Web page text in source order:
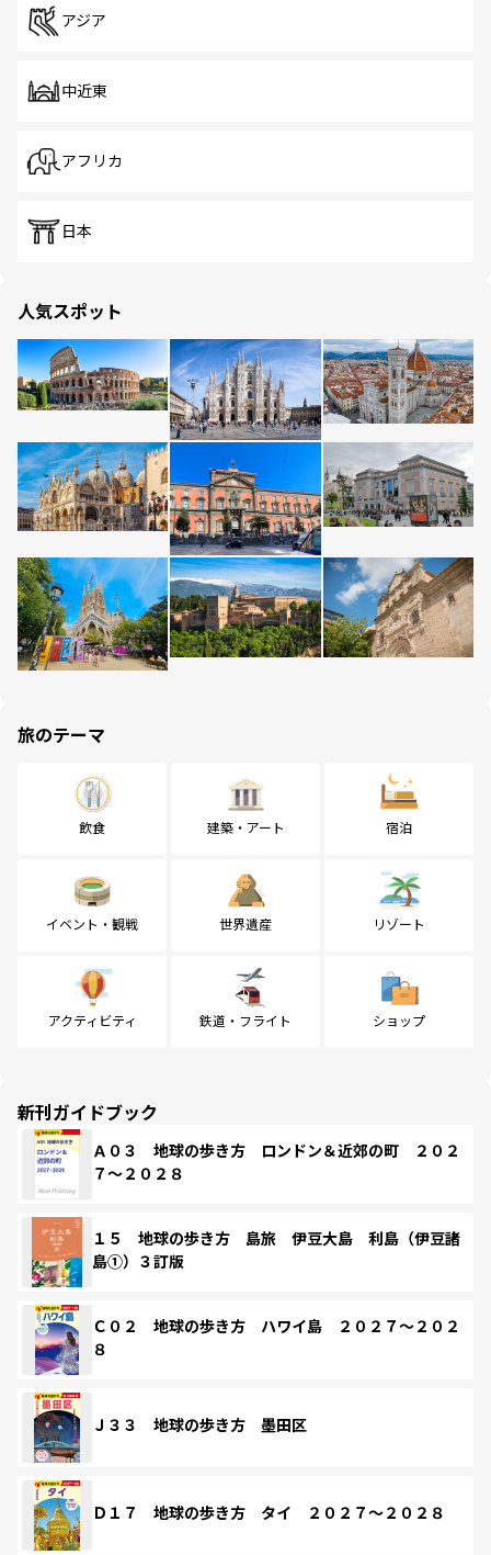
アジア
中近東
アフリカ
日本
人気スポット
旅のテーマ
飲食 建築・アート 宿泊
イベント・観戦 世界遺産 リゾート
アクティビティ 鉄道・フライト ショップ
新刊ガイドブック
Ａ０３ 地球の歩き方 ロンドン＆近郊の町 ２０２
７～２０２８
１５ 地球の歩き方 島旅 伊豆大島 利島（伊豆諸
島①）３訂版
Ｃ０２ 地球の歩き方 ハワイ島 ２０２７～２０２
８
Ｊ３３ 地球の歩き方 墨田区
Ｄ１７ 地球の歩き方 タイ ２０２７～２０２８